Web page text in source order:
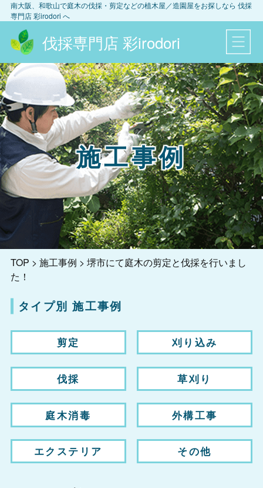
南大阪、和歌山で庭木の伐採・剪定などの植木屋／造園屋をお探しなら 伐採
専門店 彩irodori へ
伐採専門店 彩irodori
施工事例
TOP > 施工事例 > 堺市にて庭木の剪定と伐採を行いまし
た！
タイプ別 施工事例
剪定 刈り込み
伐採 草刈り
庭木消毒 外構工事
エクステリア その他